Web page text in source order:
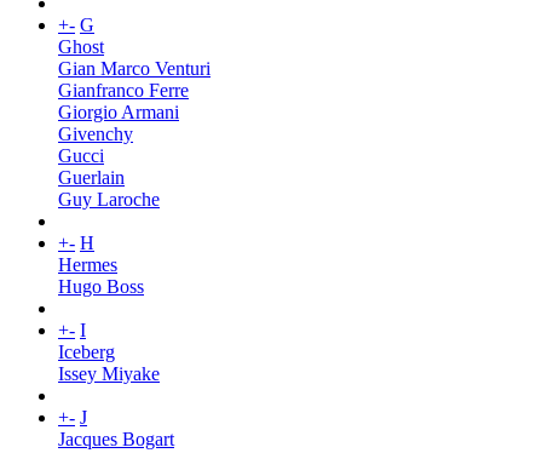
+- G
Ghost
Gian Marco Venturi
Gianfranco Ferre
Giorgio Armani
Givenchy
Gucci
Guerlain
Guy Laroche
+- H
Hermes
Hugo Boss
+- I
Iceberg
Issey Miyake
+- J
Jacques Bogart